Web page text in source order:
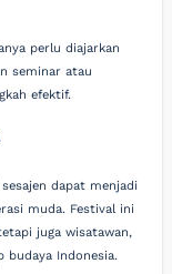
perlu diajarkan
seminar atau
efektif.
dapat menjadi
muda. Festival ini
juga wisatawan,
budaya Indonesia.